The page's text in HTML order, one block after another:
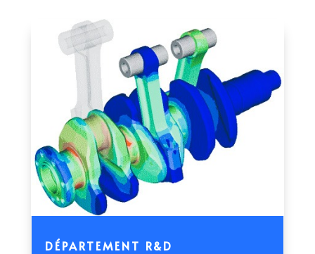
DÉPARTEMENT R&D